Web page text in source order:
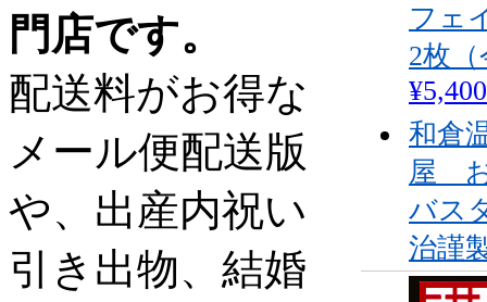
フェ
2枚
¥5,400
和倉
屋
バス
治謹
門店です。
配送料がお得な
メール便配送版
や、出産内祝い
引き出物、結婚